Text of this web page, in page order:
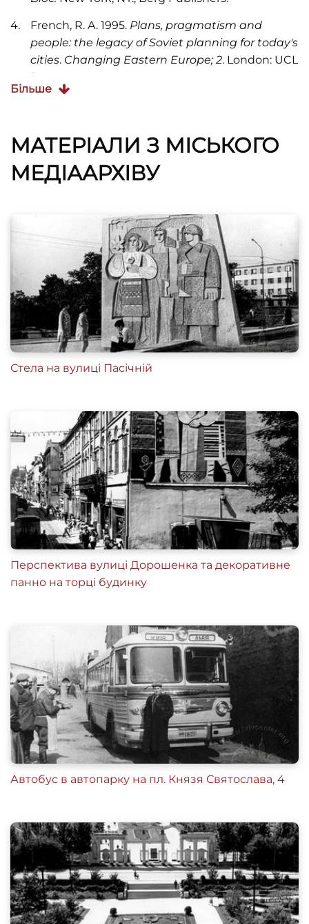
French, R. A. 1995. Plans, pragmatism and
people: the legacy of Soviet planning for today's
cities. Changing Eastern Europe; 2. London: UCL
Press.
geography?M. Bradshaw. London ; New York,
Belhaven Press : Halsted Press: 67-82.
Smith, D. (1996) The Socialist City. In Cities after
conflict in post-socialist societies. Andrusz, G. D.
et al.Oxford, Blackwell, 71-99.
Більше
МАТЕРІАЛИ З МІСЬКОГО
МЕДІААРХІВУ
Стела на вулиці Пасічній
Перспектива вулиці Дорошенка та декоративне
панно на торці будинку
Автобус в автопарку на пл. Князя Святослава, 4